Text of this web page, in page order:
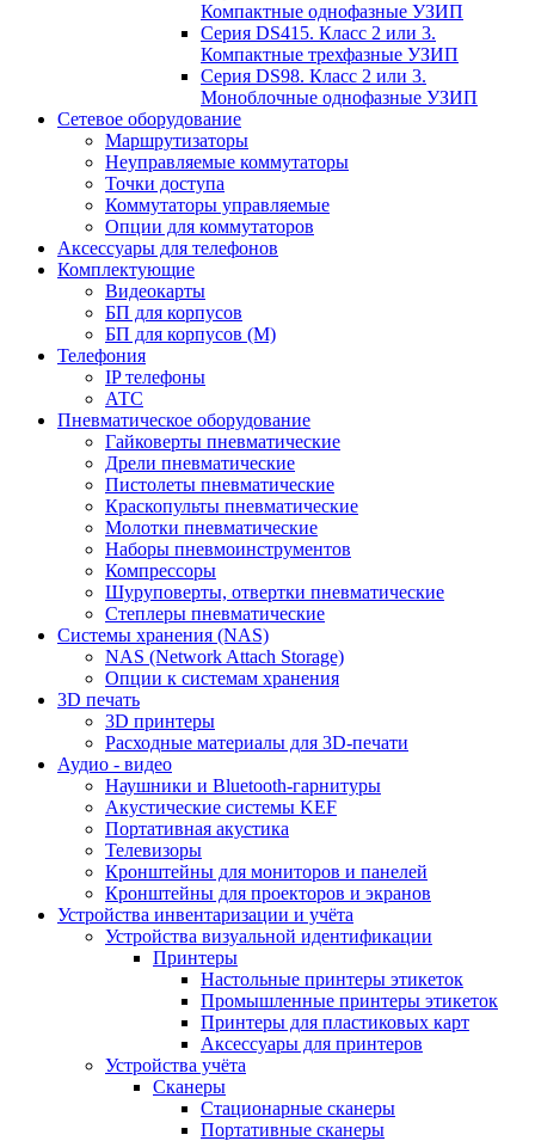
Компактные однофазные УЗИП
Серия DS415. Класс 2 или 3.
Компактные трехфазные УЗИП
Серия DS98. Класс 2 или 3.
Моноблочные однофазные УЗИП
Сетевое оборудование
Маршрутизаторы
Неуправляемые коммутаторы
Точки доступа
Коммутаторы управляемые
Опции для коммутаторов
Аксессуары для телефонов
Комплектующие
Видеокарты
БП для корпусов
БП для корпусов (М)
Телефония
IP телефоны
АТС
Пневматическое оборудование
Гайковерты пневматические
Дрели пневматические
Пистолеты пневматические
Краскопульты пневматические
Молотки пневматические
Наборы пневмоинструментов
Компрессоры
Шуруповерты, отвертки пневматические
Степлеры пневматические
Cистемы хранения (NAS)
NAS (Network Attach Storage)
Опции к системам хранения
3D печать
3D принтеры
Расходные материалы для 3D-печати
Аудио - видео
Наушники и Bluetooth-гарнитуры
Акустические системы KEF
Портативная акустика
Телевизоры
Кронштейны для мониторов и панелей
Кронштейны для проекторов и экранов
Устройства инвентаризации и учёта
Устройства визуальной идентификации
Принтеры
Настольные принтеры этикеток
Промышленные принтеры этикеток
Принтеры для пластиковых карт
Аксессуары для принтеров
Устройства учёта
Сканеры
Стационарные сканеры
Портативные сканеры